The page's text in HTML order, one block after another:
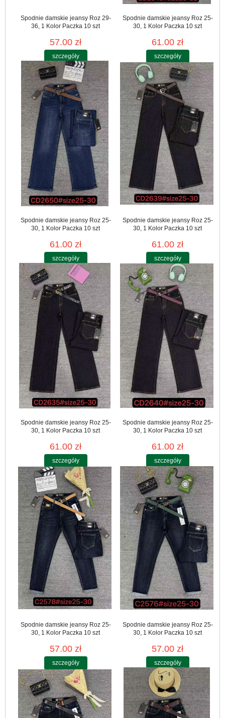
Spodnie damskie jeansy Roz 29-
36, 1 Kolor Paczka 10 szt
57.00 zł
szczegóły
Spodnie damskie jeansy Roz 25-
30, 1 Kolor Paczka 10 szt
61.00 zł
szczegóły
Spodnie damskie jeansy Roz 25-
30, 1 Kolor Paczka 10 szt
61.00 zł
szczegóły
Spodnie damskie jeansy Roz 25-
30, 1 Kolor Paczka 10 szt
61.00 zł
szczegóły
Spodnie damskie jeansy Roz 25-
30, 1 Kolor Paczka 10 szt
61.00 zł
szczegóły
Spodnie damskie jeansy Roz 25-
30, 1 Kolor Paczka 10 szt
61.00 zł
szczegóły
Spodnie damskie jeansy Roz 25-
30, 1 Kolor Paczka 10 szt
57.00 zł
szczegóły
Spodnie damskie jeansy Roz 25-
30, 1 Kolor Paczka 10 szt
57.00 zł
szczegóły